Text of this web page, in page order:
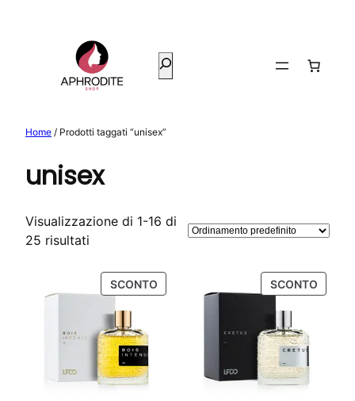
Cerca
Home / Prodotti taggati “unisex”
unisex
Visualizzazione di 1-16 di
25 risultati
SCONTOPRODOTTO
IN
SCONTO
IN